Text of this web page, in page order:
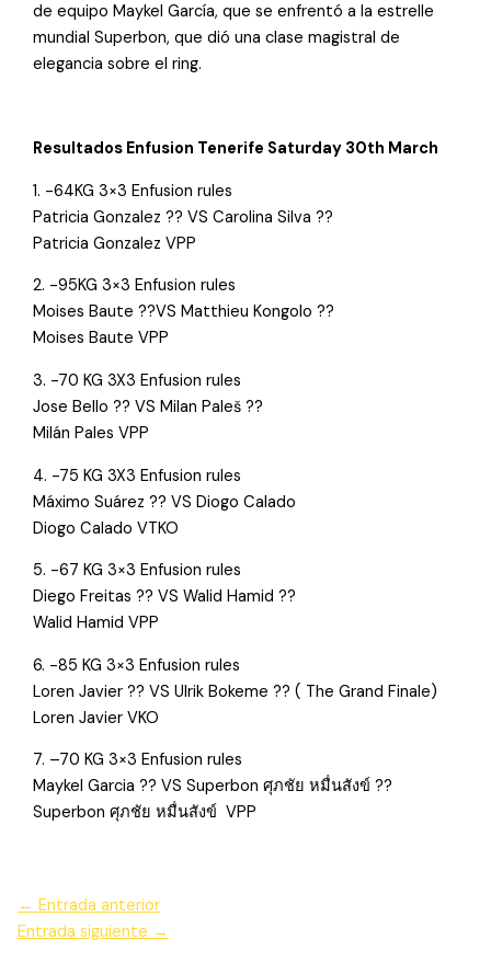
de equipo Maykel García, que se enfrentó a la estrelle
mundial Superbon, que dió una clase magistral de
elegancia sobre el ring.
Resultados Enfusion Tenerife Saturday 30th March
1. -64KG 3×3 Enfusion rules
Patricia Gonzalez ?? VS Carolina Silva ??
Patricia Gonzalez VPP
2. -95KG 3×3 Enfusion rules
Moises Baute ??VS Matthieu Kongolo ??
Moises Baute VPP
3. -70 KG 3X3 Enfusion rules
Jose Bello ?? VS Milan Paleš ??
Milán Pales VPP
4. -75 KG 3X3 Enfusion rules
Máximo Suárez ?? VS Diogo Calado
Diogo Calado VTKO
5. -67 KG 3×3 Enfusion rules
Diego Freitas ?? VS Walid Hamid ??
Walid Hamid VPP
6. -85 KG 3×3 Enfusion rules
Loren Javier ?? VS Ulrik Bokeme ?? ( The Grand Finale)
Loren Javier VKO
7. –70 KG 3×3 Enfusion rules
Maykel Garcia ?? VS Superbon ศุภชัย หมื่นสังข์ ??
Superbon ศุภชัย หมื่นสังข์ VPP
← Entrada anterior
Entrada siguiente →